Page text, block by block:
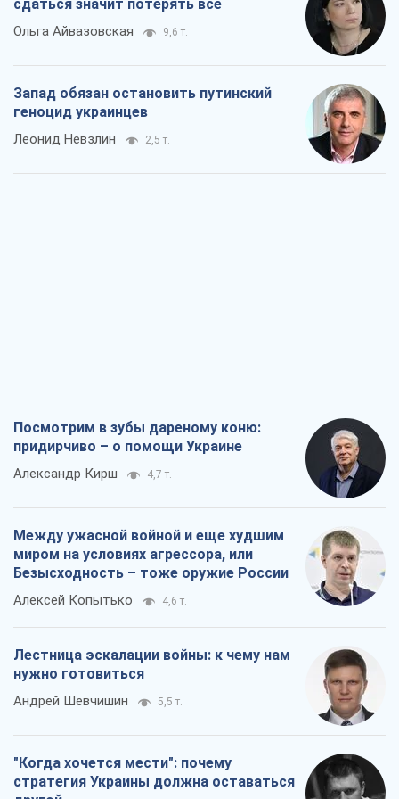
сдаться значит потерять все
Ольга Айвазовская 9,6 т.
Запад обязан остановить путинский
геноцид украинцев
Леонид Невзлин 2,5 т.
Посмотрим в зубы дареному коню:
придирчиво – о помощи Украине
Александр Кирш 4,7 т.
Между ужасной войной и еще худшим
миром на условиях агрессора, или
Безысходность – тоже оружие России
Алексей Копытько 4,6 т.
Лестница эскалации войны: к чему нам
нужно готовиться
Андрей Шевчишин 5,5 т.
"Когда хочется мести": почему
стратегия Украины должна оставаться